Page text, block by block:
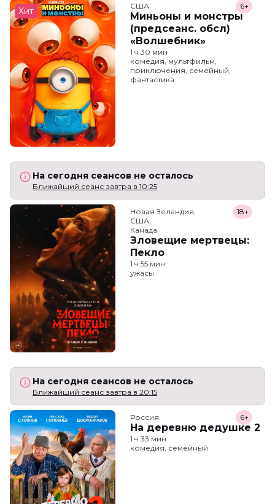
Хит США
Миньоны и монстры
(предсеанс. обсл)
«Волшебник»
6+
1 ч 30 мин
комедия, мультфильм,
приключения, семейный,
фантастика
На сегодня сеансов не осталось
Ближайший сеанс завтра в 10:25
Новая Зеландия,
США,
Канада
Зловещие мертвецы:
Пекло
18+
1 ч 55 мин
ужасы
На сегодня сеансов не осталось
Ближайший сеанс завтра в 20:15
Россия
На деревню дедушке 2
6+
1 ч 33 мин
комедия, семейный